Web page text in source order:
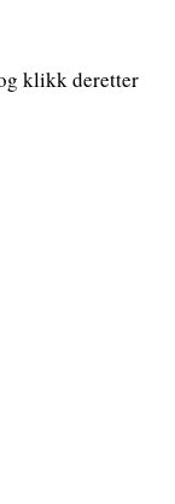
klikk deretter